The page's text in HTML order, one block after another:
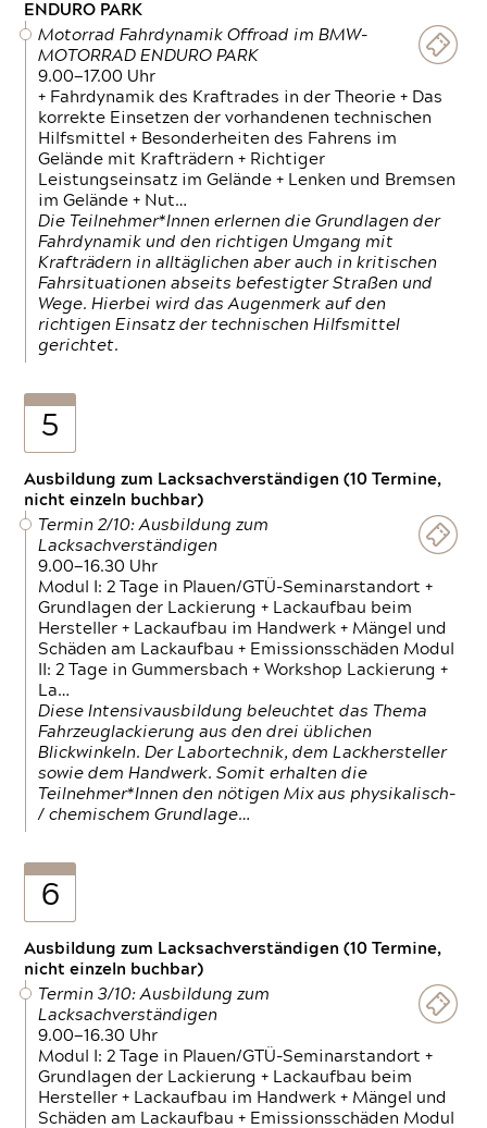
ENDURO PARK
Motorrad Fahrdynamik Offroad im BMW-
MOTORRAD ENDURO PARK
9.00—17.00 Uhr
+ Fahrdynamik des Kraftrades in der Theorie + Das
korrekte Einsetzen der vorhandenen technischen
Hilfsmittel + Besonderheiten des Fahrens im
Gelände mit Krafträdern + Richtiger
Leistungseinsatz im Gelände + Lenken und Bremsen
im Gelände + Nut…
Die Teilnehmer*Innen erlernen die Grundlagen der
Fahrdynamik und den richtigen Umgang mit
Krafträdern in alltäglichen aber auch in kritischen
Fahrsituationen abseits befestigter Straßen und
Wege. Hierbei wird das Augenmerk auf den
richtigen Einsatz der technischen Hilfsmittel
gerichtet.
5
Ausbildung zum Lacksachverständigen (10 Termine,
nicht einzeln buchbar)
Termin 2/10: Ausbildung zum
Lacksachverständigen
9.00—16.30 Uhr
Modul I: 2 Tage in Plauen/GTÜ-Seminarstandort +
Grundlagen der Lackierung + Lackaufbau beim
Hersteller + Lackaufbau im Handwerk + Mängel und
Schäden am Lackaufbau + Emissionsschäden Modul
II: 2 Tage in Gummersbach + Workshop Lackierung +
La…
Diese Intensivausbildung beleuchtet das Thema
Fahrzeuglackierung aus den drei üblichen
Blickwinkeln. Der Labortechnik, dem Lackhersteller
sowie dem Handwerk. Somit erhalten die
Teilnehmer*Innen den nötigen Mix aus physikalisch-
/ chemischem Grundlage…
6
Ausbildung zum Lacksachverständigen (10 Termine,
nicht einzeln buchbar)
Termin 3/10: Ausbildung zum
Lacksachverständigen
9.00—16.30 Uhr
Modul I: 2 Tage in Plauen/GTÜ-Seminarstandort +
Grundlagen der Lackierung + Lackaufbau beim
Hersteller + Lackaufbau im Handwerk + Mängel und
Schäden am Lackaufbau + Emissionsschäden Modul